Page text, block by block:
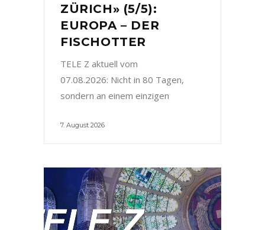
ZÜRICH» (5/5):
EUROPA – DER
FISCHOTTER
TELE Z aktuell vom
07.08.2026: Nicht in 80 Tagen,
sondern an einem einzigen
7. August 2026